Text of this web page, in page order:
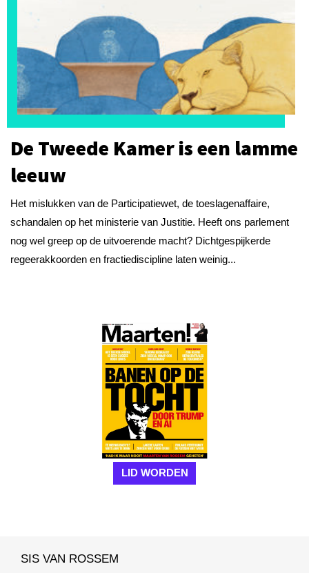
De Tweede Kamer is een lamme
leeuw
Het mislukken van de Participatiewet, de toeslagenaffaire,
schandalen op het ministerie van Justitie. Heeft ons parlement
nog wel greep op de uitvoerende macht? Dichtgespijkerde
regeerakkoorden en fractiediscipline laten weinig...
LID WORDEN
SIS VAN ROSSEM